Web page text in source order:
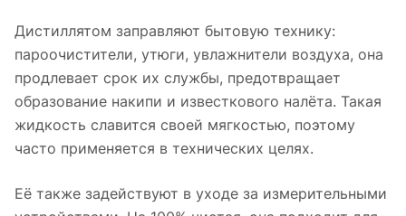
Дистиллятом заправляют бытовую технику:
пароочистители, утюги, увлажнители воздуха, она
продлевает срок их службы, предотвращает
образование накипи и известкового налёта. Такая
жидкость славится своей мягкостью, поэтому
часто применяется в технических целях.
Её также задействуют в уходе за измерительными